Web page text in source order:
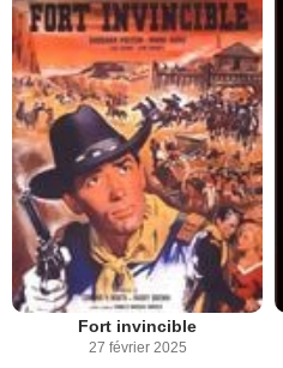
Fort invincible
27 février 2025